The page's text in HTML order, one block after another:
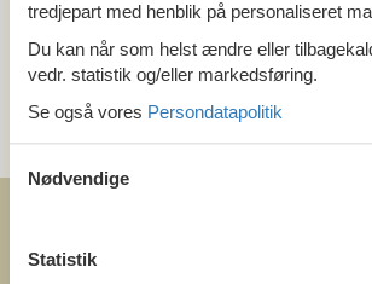
Alle
Pool
Kategori
Alle
tredjepart med henblik på personaliseret
Du kan når som helst ændre eller
vedr. statistik og/eller markedsføring.
Se også vores Persondatapolitik
Nødvendige
Statistik